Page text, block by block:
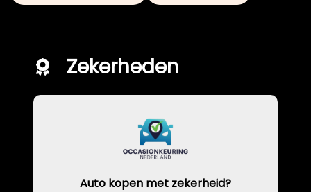
Zekerheden
Auto kopen met zekerheid?